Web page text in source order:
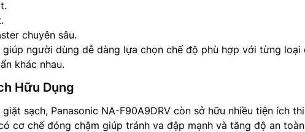
chuyên sâu.
giúp người dùng dễ dàng lựa chọn chế độ phù hợp với từng loại
khác nhau.
Hữu Dụng
sạch, Panasonic NA-F90A9DRV còn sở hữu nhiều tiện ích
cơ chế đóng chậm giúp tránh va đập mạnh và tăng độ an